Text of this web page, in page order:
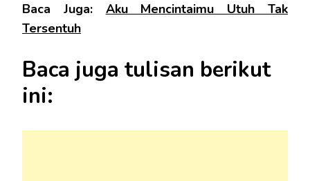
Baca Juga: Aku Mencintaimu Utuh Tak
Tersentuh
Baca juga tulisan berikut
ini: